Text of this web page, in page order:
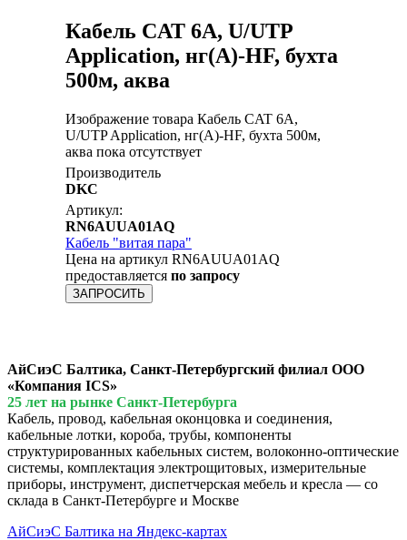
Кабель CAT 6A, U/UTP
Application, нг(А)-HF, бухта
500м, аква
Изображение товара Кабель CAT 6A,
U/UTP Application, нг(А)-HF, бухта 500м,
аква пока отсутствует
Производитель
DKC
Артикул:
RN6AUUA01AQ
Кабель "витая пара"
Цена на артикул RN6AUUA01AQ
предоставляется по запросу
ЗАПРОСИТЬ
АйСиэС Балтика, Санкт-Петербургский филиал ООО
«Компания ICS»
25 лет на рынке Санкт-Петербурга
Кабель, провод, кабельная оконцовка и соединения,
кабельные лотки, короба, трубы, компоненты
структурированных кабельных систем, волоконно-оптические
системы, комплектация электрощитовых, измерительные
приборы, инструмент, диспетчерская мебель и кресла — со
склада в Санкт-Петербурге и Москве
АйСиэС Балтика на Яндекс-картах